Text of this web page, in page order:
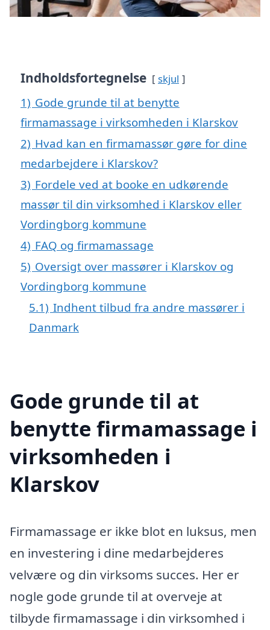
Indholdsfortegnelse skjul
1) Gode grunde til at benytte
firmamassage i virksomheden i Klarskov
2) Hvad kan en firmamassør gøre for dine
medarbejdere i Klarskov?
3) Fordele ved at booke en udkørende
massør til din virksomhed i Klarskov eller
Vordingborg kommune
4) FAQ og firmamassage
5) Oversigt over massører i Klarskov og
Vordingborg kommune
5.1) Indhent tilbud fra andre massører i
Danmark
Gode grunde til at
benytte firmamassage i
virksomheden i
Klarskov
Firmamassage er ikke blot en luksus, men
en investering i dine medarbejderes
velvære og din virksoms succes. Her er
nogle gode grunde til at overveje at
tilbyde firmamassage i din virksomhed i